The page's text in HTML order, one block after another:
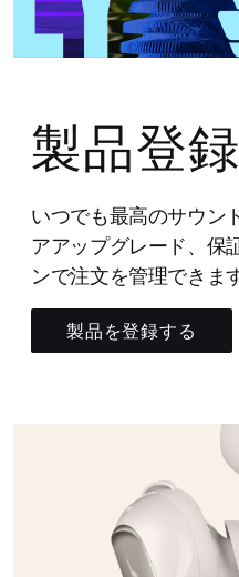
製品登録
いつでも最高のサウン
アアップグレード、保
ンで注文を管理できま
製品を登録する